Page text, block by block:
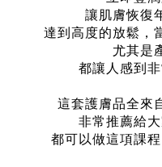
讓肌膚恢復
達到高度的放鬆，
尤其是
都讓人感到
這套護膚品全來
非常推薦給
都可以做這項課